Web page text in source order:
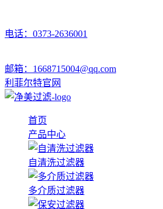
电话：0373-2636001
邮箱：1668715004@qq.com
利菲尔特官网
首页
产品中心
自清洗过滤器
多介质过滤器